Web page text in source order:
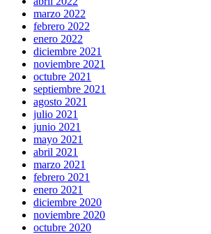
marzo 2022
febrero 2022
enero 2022
diciembre 2021
noviembre 2021
octubre 2021
septiembre 2021
agosto 2021
julio 2021
junio 2021
mayo 2021
abril 2021
marzo 2021
febrero 2021
enero 2021
diciembre 2020
noviembre 2020
octubre 2020